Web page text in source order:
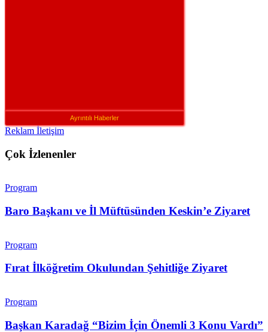
Ayrıntılı Haberler
Reklam İletişim
Çok İzlenenler
Program
Baro Başkanı ve İl Müftüsünden Keskin’e Ziyaret
Program
Fırat İlköğretim Okulundan Şehitliğe Ziyaret
Program
Başkan Karadağ “Bizim İçin Önemli 3 Konu Vardı”